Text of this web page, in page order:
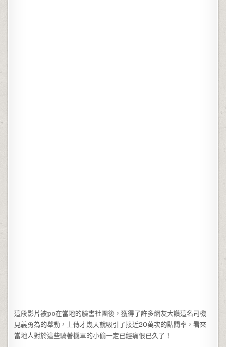
這段影片被po在當地的臉書社團後，獲得了許多網友大讚這名司機
見義勇為的舉動，上傳才幾天就吸引了接近20萬次的點閱率，看來
當地人對於這些騎著機車的小偷一定已經痛恨已久了！